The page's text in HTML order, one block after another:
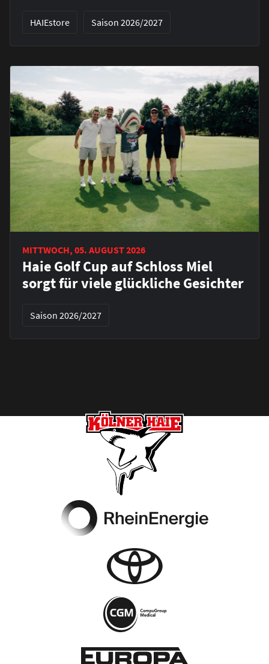
HAIEstore Saison 2026/2027
MITTWOCH, 05. AUGUST 2026
Haie Golf Cup auf Schloss Miel
sorgt für viele glückliche Gesichter
Saison 2026/2027